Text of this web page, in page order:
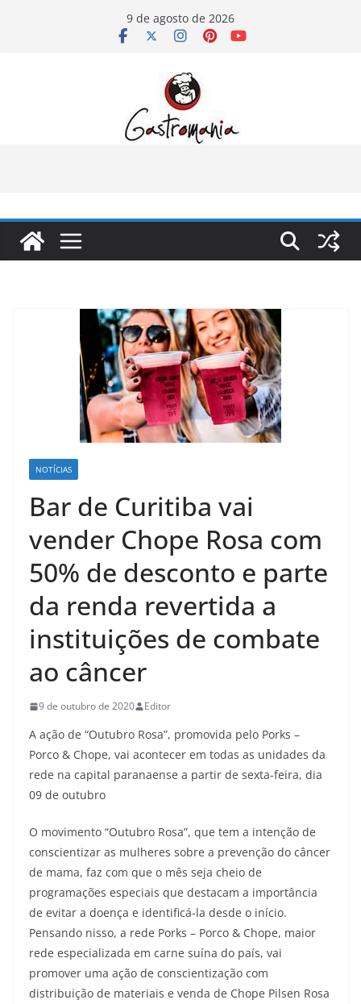
9 de agosto de 2026
NOTÍCIAS
Bar de Curitiba vai
vender Chope Rosa com
50% de desconto e parte
da renda revertida a
instituições de combate
ao câncer
9 de outubro de 2020 Editor
A ação de “Outubro Rosa”, promovida pelo Porks –
Porco & Chope, vai acontecer em todas as unidades da
rede na capital paranaense a partir de sexta-feira, dia
09 de outubro
O movimento “Outubro Rosa”, que tem a intenção de
conscientizar as mulheres sobre a prevenção do câncer
de mama, faz com que o mês seja cheio de
programações especiais que destacam a importância
de evitar a doença e identificá-la desde o início.
Pensando nisso, a rede Porks – Porco & Chope, maior
rede especializada em carne suína do país, vai
promover uma ação de conscientização com
distribuição de materiais e venda de Chope Pilsen Rosa